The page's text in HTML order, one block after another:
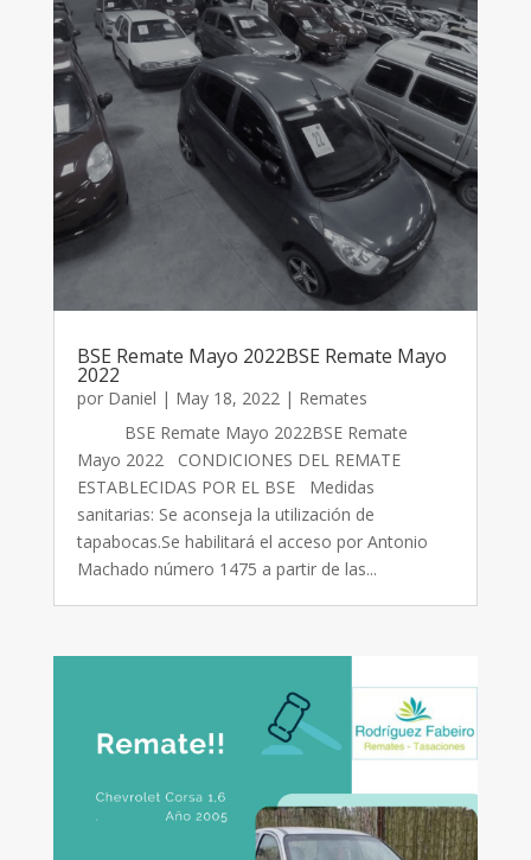
BSE Remate Mayo 2022BSE Remate Mayo
2022
por Daniel | May 18, 2022| Remates
BSE Remate Mayo 2022BSE Remate
Mayo 2022 CONDICIONES DEL REMATE
ESTABLECIDAS POR EL BSE Medidas
sanitarias: Se aconseja la utilización de
tapabocas.Se habilitará el acceso por Antonio
Machado número 1475 a partir de las...